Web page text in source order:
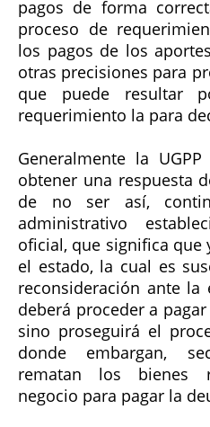
pagos de forma
proceso de
los pagos de los
otras precisiones para
que puede resultar
requerimiento la para
Generalmente la
obtener una respuesta
de no ser así,
administrativo
oficial, que significa que
el estado, la cual es
reconsideración ante
deberá proceder a
sino proseguirá el
donde embargan,
rematan los bienes
negocio para pagar la